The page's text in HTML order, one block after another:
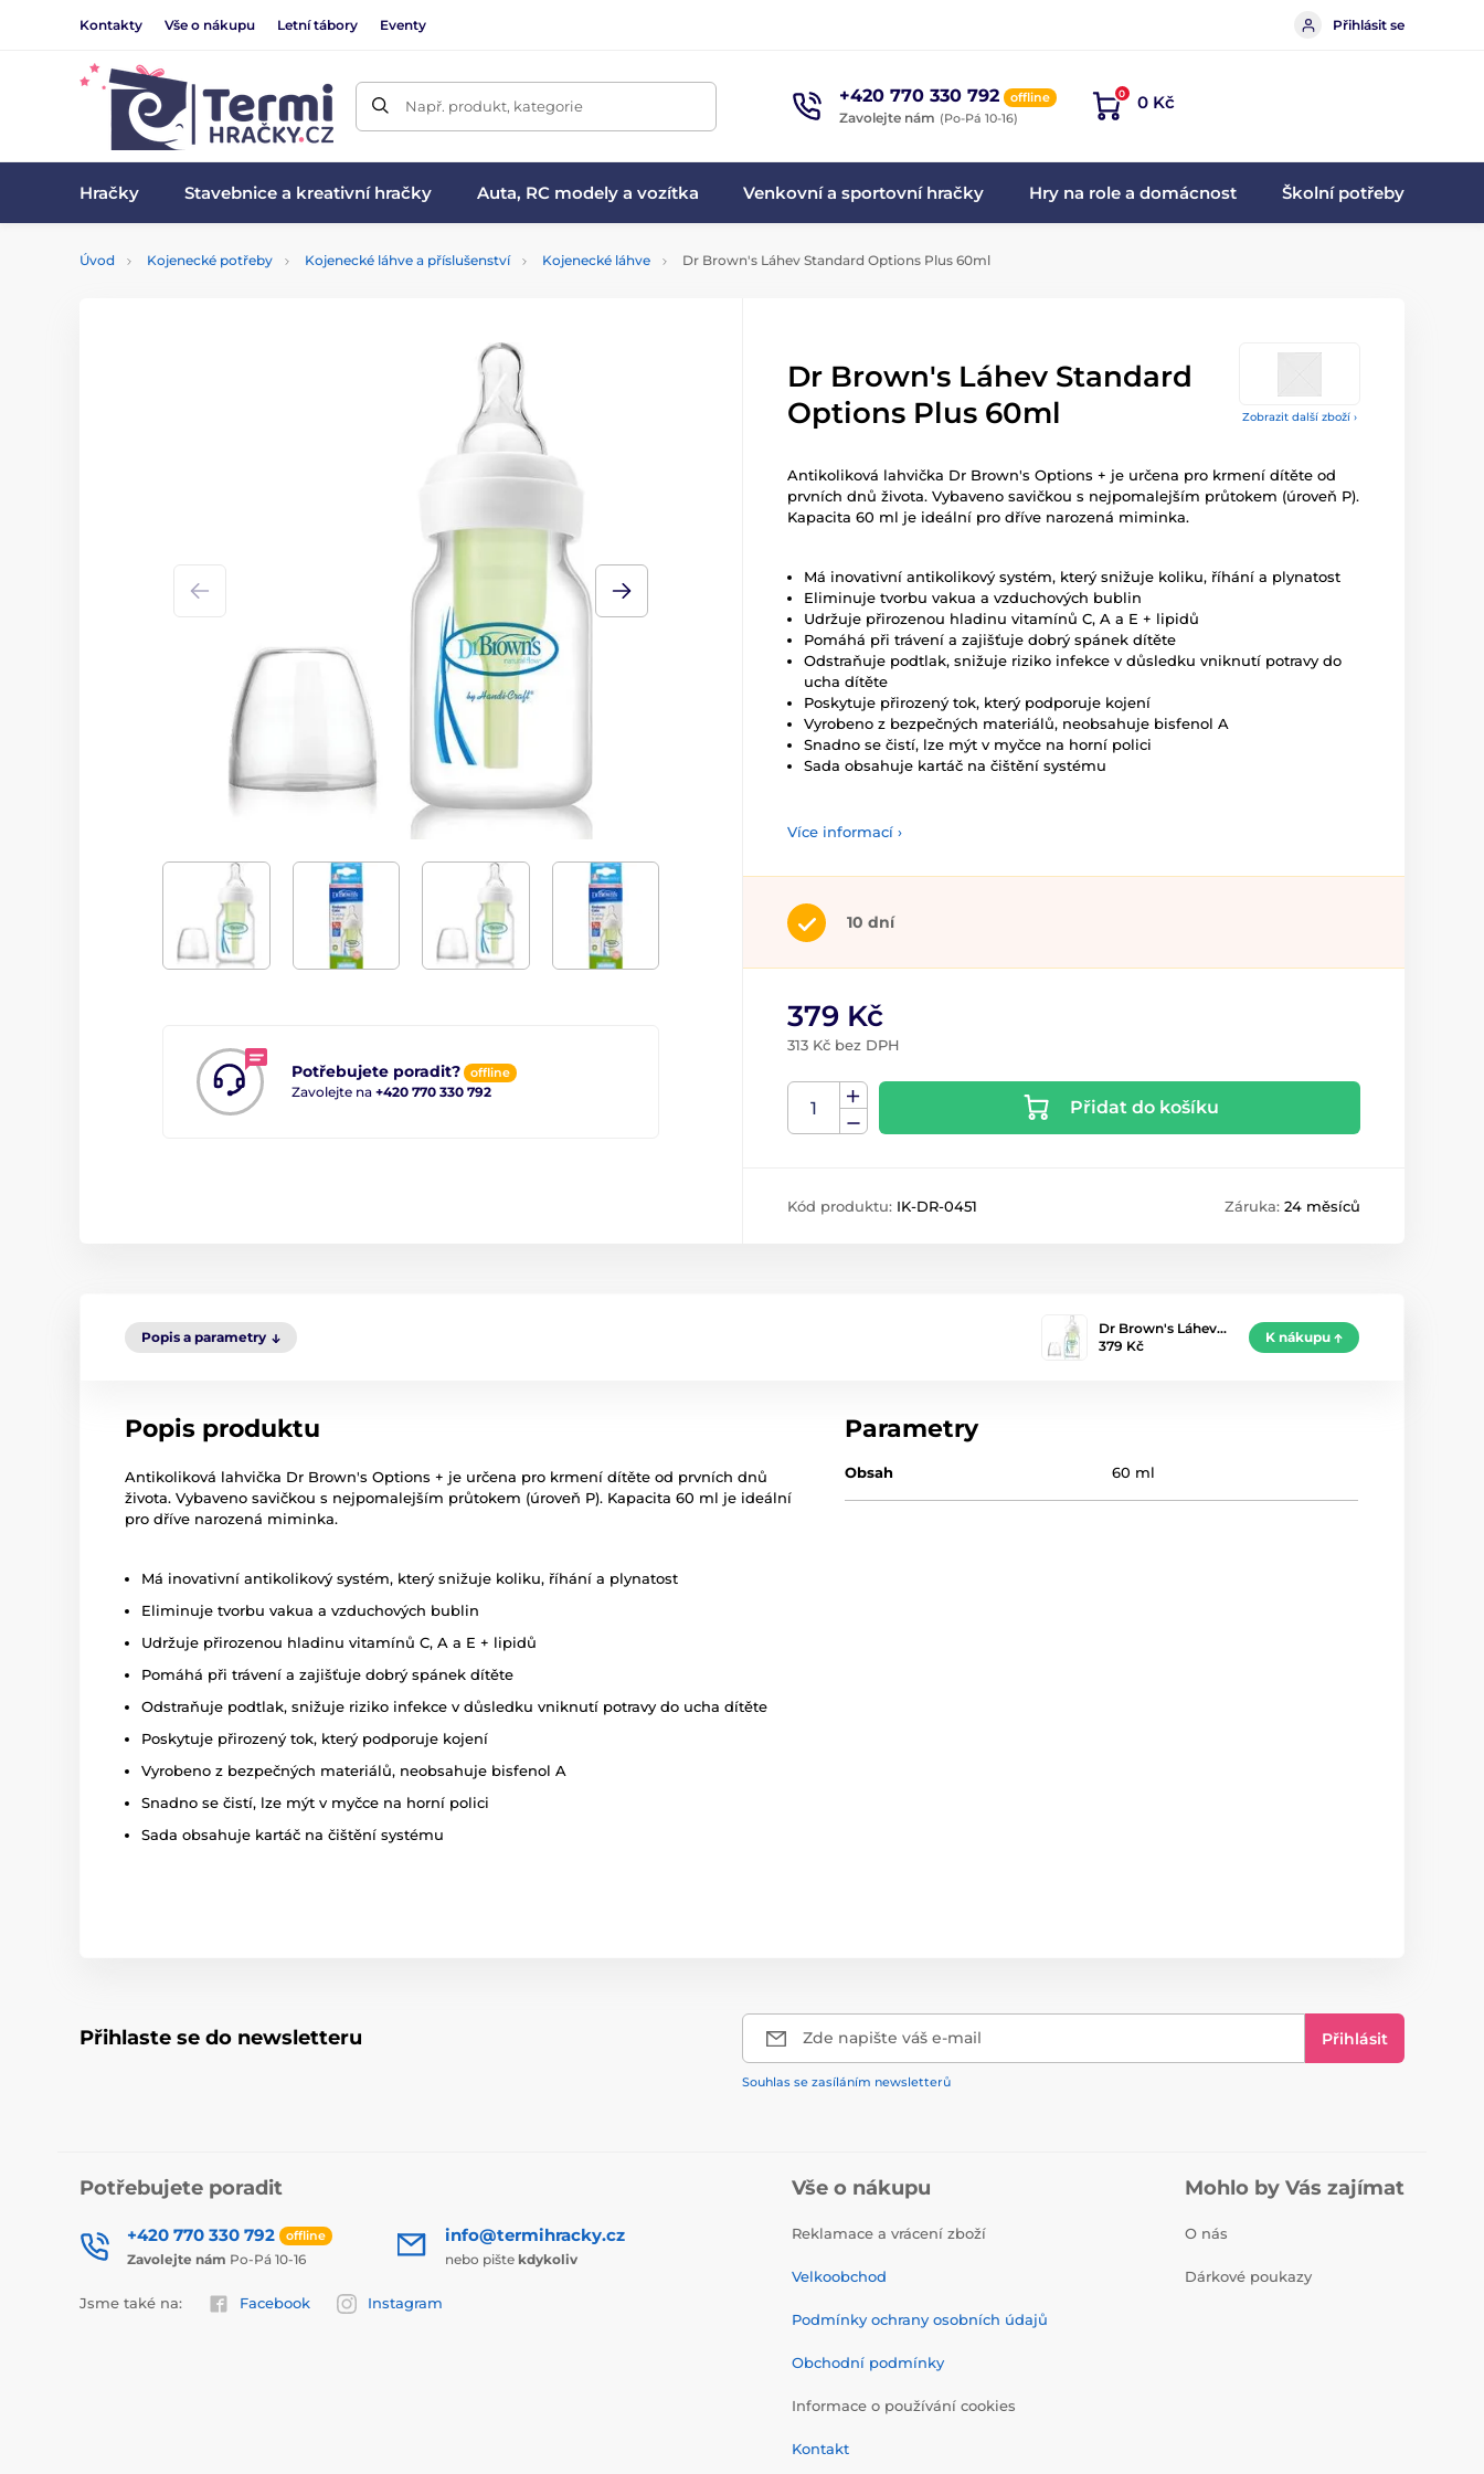
Kontakty Vše o nákupu Letní tábory Eventy Přihlásit se
Např. produkt, kategorie +420 770 330 792 offline
Zavolejte nám (Po-Pá 10-16)
0 0 Kč
Hračky Stavebnice a kreativní hračky Auta, RC modely a vozítka Venkovní a sportovní hračky Hry na role a domácnost Školní potřeby
Úvod Kojenecké potřeby Kojenecké láhve a příslušenství Kojenecké láhve Dr Brown's Láhev Standard Options Plus 60ml
Zobrazit další zboží ›
Potřebujete poradit? offline
Zavolejte na +420 770 330 792
Dr Brown's Láhev Standard
Options Plus 60ml
Antikoliková lahvička Dr Brown's Options + je určena pro krmení dítěte od
prvních dnů života. Vybaveno savičkou s nejpomalejším průtokem (úroveň P).
Kapacita 60 ml je ideální pro dříve narozená miminka.
Má inovativní antikolikový systém, který snižuje koliku, říhání a plynatost
Eliminuje tvorbu vakua a vzduchových bublin
Udržuje přirozenou hladinu vitamínů C, A a E + lipidů
Pomáhá při trávení a zajišťuje dobrý spánek dítěte
Odstraňuje podtlak, snižuje riziko infekce v důsledku vniknutí potravy do
ucha dítěte
Poskytuje přirozený tok, který podporuje kojení
Vyrobeno z bezpečných materiálů, neobsahuje bisfenol A
Snadno se čistí, lze mýt v myčce na horní polici
Sada obsahuje kartáč na čištění systému
Více informací ›
10 dní
379 Kč
313 Kč bez DPH
Přidat do košíku
Kód produktu: IK-DR-0451 Záruka: 24 měsíců
Popis a parametry
Dr Brown's Láhev…
379 Kč
K nákupu
Popis produktu
Antikoliková lahvička Dr Brown's Options + je určena pro krmení dítěte od prvních dnů
života. Vybaveno savičkou s nejpomalejším průtokem (úroveň P). Kapacita 60 ml je ideální
pro dříve narozená miminka.
Má inovativní antikolikový systém, který snižuje koliku, říhání a plynatost
Eliminuje tvorbu vakua a vzduchových bublin
Udržuje přirozenou hladinu vitamínů C, A a E + lipidů
Pomáhá při trávení a zajišťuje dobrý spánek dítěte
Odstraňuje podtlak, snižuje riziko infekce v důsledku vniknutí potravy do ucha dítěte
Poskytuje přirozený tok, který podporuje kojení
Vyrobeno z bezpečných materiálů, neobsahuje bisfenol A
Snadno se čistí, lze mýt v myčce na horní polici
Sada obsahuje kartáč na čištění systému
Parametry
Obsah 60 ml
Přihlaste se do newsletteru Zde napište váš e-mail Přihlásit
Souhlas se zasíláním newsletterů
Potřebujete poradit
+420 770 330 792 offline
Zavolejte nám Po-Pá 10-16
info@termihracky.cz
nebo pište kdykoliv
Jsme také na: Facebook Instagram
Vše o nákupu
Reklamace a vrácení zboží
Velkoobchod
Podmínky ochrany osobních údajů
Obchodní podmínky
Informace o používání cookies
Kontakt
Mohlo by Vás zajímat
O nás
Dárkové poukazy